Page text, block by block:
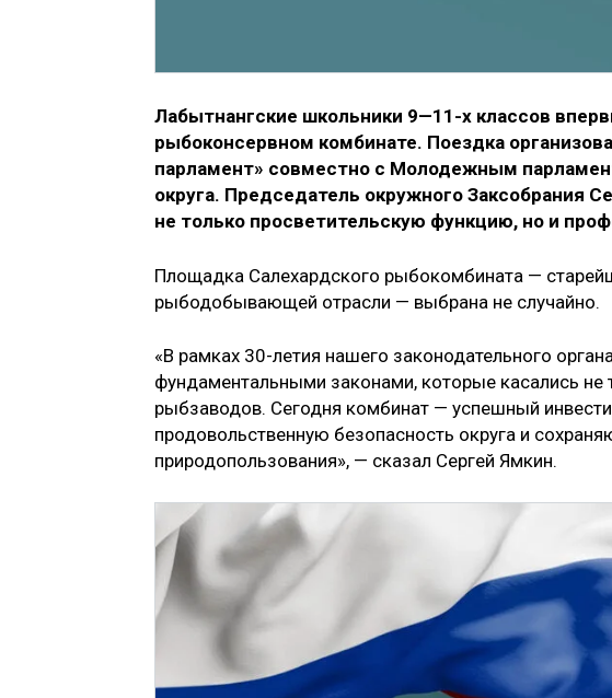
Лабытнангские школьники 9—11-х классов
рыбоконсервном комбинате. Поездка
парламент» совместно с Молодежным
округа. Председатель окружного Заксобрания
не только просветительскую функцию, но и
Площадка Салехардского рыбокомбината —
рыбодобывающей отрасли — выбрана не случайно.
«В рамках 30-летия нашего законодательного
фундаментальными законами, которые касались не
рыбзаводов. Сегодня комбинат — успешный
продовольственную безопасность округа и
природопользования», — сказал Сергей Ямкин.